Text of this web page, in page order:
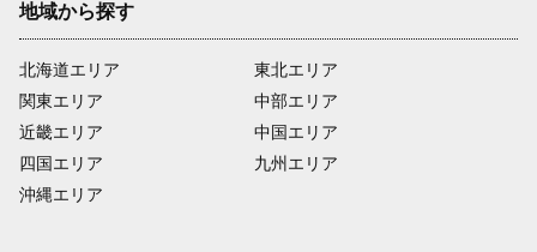
地域から探す
北海道エリア
関東エリア
近畿エリア
四国エリア
沖縄エリア
東北エリア
中部エリア
中国エリア
九州エリア